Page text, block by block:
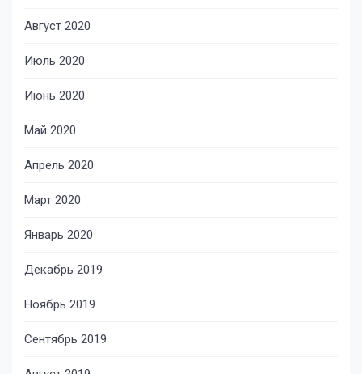
Август 2020
Июль 2020
Июнь 2020
Май 2020
Апрель 2020
Март 2020
Январь 2020
Декабрь 2019
Ноябрь 2019
Сентябрь 2019